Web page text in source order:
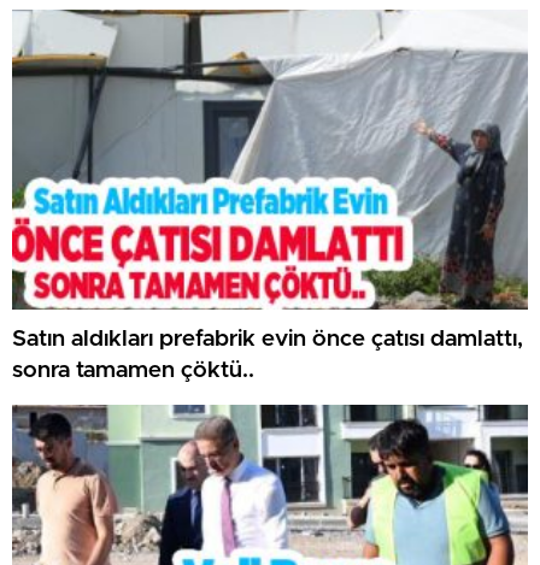
Satın aldıkları prefabrik evin önce çatısı damlattı,
sonra tamamen çöktü..